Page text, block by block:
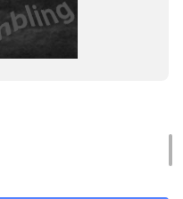
ПРОДУКЦИЯ